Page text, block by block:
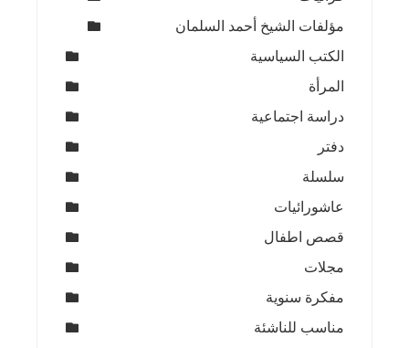
مؤلفات الشيخ أحمد السلمان
الكتب السياسية
المرأة
دراسة اجتماعية
دفتر
سلسلة
عاشورائيات
قصص اطفال
مجلات
مفكرة سنوية
مناسب للناشئة